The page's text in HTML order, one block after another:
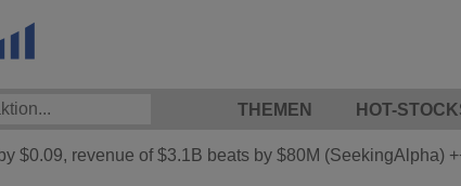
THEMEN HOT-
$0.09, revenue of $3.1B beats by $80M (SeekingAlpha)